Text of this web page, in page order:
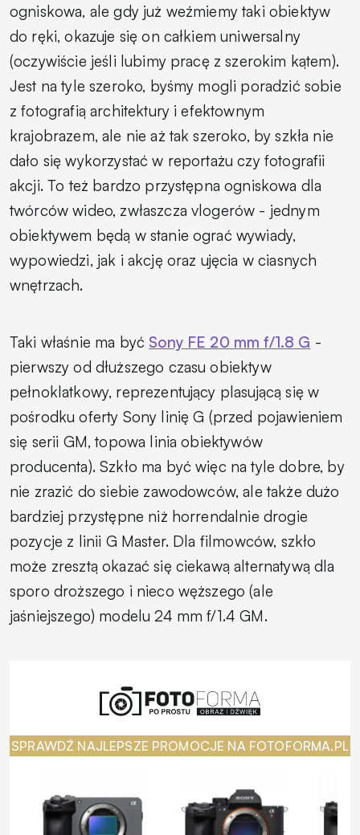
ogniskowa, ale gdy już weźmiemy taki obiektyw
do ręki, okazuje się on całkiem uniwersalny
(oczywiście jeśli lubimy pracę z szerokim kątem).
Jest na tyle szeroko, byśmy mogli poradzić sobie
z fotografią architektury i efektownym
krajobrazem, ale nie aż tak szeroko, by szkła nie
dało się wykorzystać w reportażu czy fotografii
akcji. To też bardzo przystępna ogniskowa dla
twórców wideo, zwłaszcza vlogerów - jednym
obiektywem będą w stanie ograć wywiady,
wypowiedzi, jak i akcję oraz ujęcia w ciasnych
wnętrzach.
Taki właśnie ma być Sony FE 20 mm f/1.8 G -
pierwszy od dłuższego czasu obiektyw
pełnoklatkowy, reprezentujący plasującą się w
pośrodku oferty Sony linię G (przed pojawieniem
się serii GM, topowa linia obiektywów
producenta). Szkło ma być więc na tyle dobre, by
nie zrazić do siebie zawodowców, ale także dużo
bardziej przystępne niż horrendalnie drogie
pozycje z linii G Master. Dla filmowców, szkło
może zresztą okazać się ciekawą alternatywą dla
sporo droższego i nieco węższego (ale
jaśniejszego) modelu 24 mm f/1.4 GM.
SPRAWDŹ NAJLEPSZE PROMOCJE NA FOTOFORMA.PL